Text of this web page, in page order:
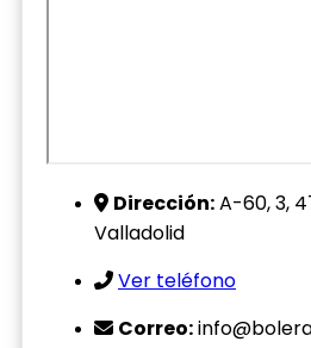
Dirección:A-60, 3,
Valladolid
Ver teléfono
Correo: